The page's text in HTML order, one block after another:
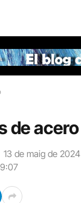
de acero
13 de maig de 2024